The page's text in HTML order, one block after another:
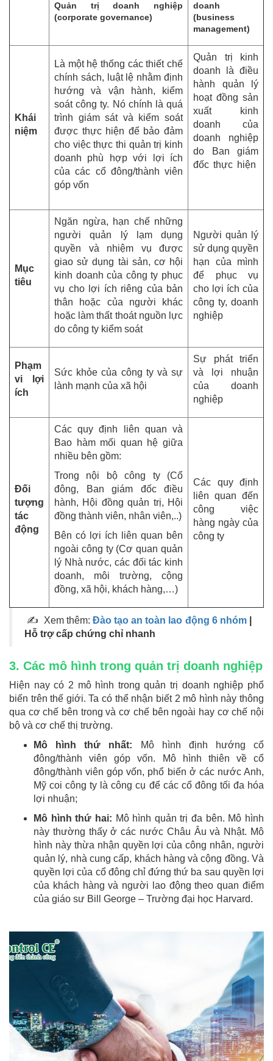
Quản trị doanh nghiệp
(corporate governance)
doanh
(business
management)
Khái
niệm
Là một hệ thống các thiết chế
chính sách, luật lệ nhằm định
hướng và vận hành, kiểm
soát công ty. Nó chính là quá
trình giám sát và kiểm soát
được thực hiện để bảo đảm
cho việc thực thi quản trị kinh
doanh phù hợp với lợi ích
của các cổ đông/thành viên
góp vốn
Quản trị kinh
doanh là điều
hành quản lý
hoạt đồng sản
xuất kinh
doanh của
doanh nghiệp
do Ban giám
đốc thực hiện
Mục
tiêu
Ngăn ngừa, hạn chế những
người quản lý lạm dụng
quyền và nhiệm vụ được
giao sử dụng tài sản, cơ hội
kinh doanh của công ty phục
vụ cho lợi ích riêng của bản
thân hoặc của người khác
hoặc làm thất thoát nguồn lực
do công ty kiểm soát
Người quản lý
sử dụng quyền
hạn của mình
để phục vụ
cho lợi ích của
công ty, doanh
nghiệp
Phạm
vi lợi
ích
Sức khỏe của công ty và sự
lành mạnh của xã hội
Sự phát triển
và lợi nhuận
của doanh
nghiệp
Đối
tượng
tác
động
Các quy định liên quan và
Bao hàm mối quan hệ giữa
nhiều bên gồm:
Trong nội bộ công ty (Cổ
đông, Ban giám đốc điều
hành, Hội đồng quản trị, Hội
đồng thành viên, nhân viên,..)
Bên có lợi ích liên quan bên
ngoài công ty (Cơ quan quản
lý Nhà nước, các đối tác kinh
doanh, môi trường, cộng
đồng, xã hội, khách hàng,…)
Các quy định
liên quan đến
công việc
hàng ngày của
công ty
✍ Xem thêm: Đào tạo an toàn lao động 6 nhóm|
Hỗ trợ cấp chứng chỉ nhanh
3. Các mô hình trong quản trị doanh nghiệp
Hiện nay có 2 mô hình trong quản trị doanh nghiệp phổ
biến trên thế giới. Ta có thể nhận biết 2 mô hình này thông
qua cơ chế bên trong và cơ chế bên ngoài hay cơ chế nội
bộ và cơ chế thị trường.
Mô hình thứ nhất: Mô hình định hướng cổ
đông/thành viên góp vốn. Mô hình thiên về cổ
đông/thành viên góp vốn, phổ biến ở các nước Anh,
Mỹ coi công ty là công cụ để các cổ đông tối đa hóa
lợi nhuận;
Mô hình thứ hai: Mô hình quản trị đa bên. Mô hình
này thường thấy ở các nước Châu Âu và Nhật. Mô
hình này thừa nhận quyền lợi của công nhân, người
quản lý, nhà cung cấp, khách hàng và cộng đồng. Và
quyền lợi của cổ đông chỉ đứng thứ ba sau quyền lợi
của khách hàng và người lao động theo quan điểm
của giáo sư Bill George – Trường đại học Harvard.